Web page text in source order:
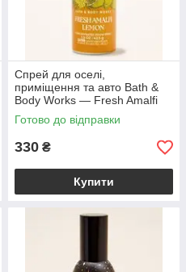
Спрей для оселі,
приміщення та авто Bath &
Body Works — Fresh Amalfi
Lemon Concentrated Room
Spray / 42,5 г
Готово до відправки
330 ₴
Купити